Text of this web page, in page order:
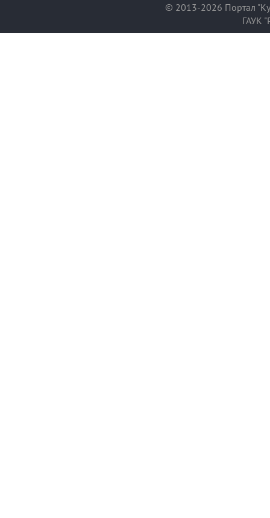
© 2013-2026 Портал
ГАУК